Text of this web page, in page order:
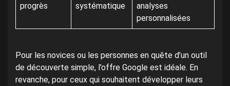
progrès
systématique
analyses
personnalisées
Pour les novices ou les personnes en quête d’un outil
de découverte simple, l’offre Google est idéale. En
revanche, pour ceux qui souhaitent développer leurs